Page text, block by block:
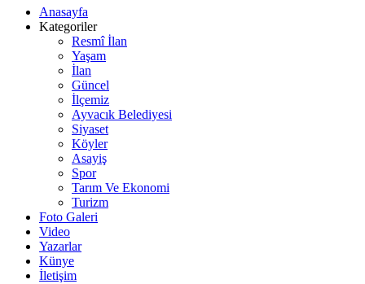
Anasayfa
Kategoriler
Resmî İlan
Yaşam
İlan
Güncel
İlçemiz
Ayvacık Belediyesi
Siyaset
Köyler
Asayiş
Spor
Tarım Ve Ekonomi
Turizm
Foto Galeri
Video
Yazarlar
Künye
İletişim